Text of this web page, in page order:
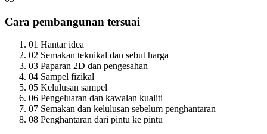
Cara pembangunan tersuai
01 Hantar idea
02 Semakan teknikal dan sebut harga
03 Paparan 2D dan pengesahan
04 Sampel fizikal
05 Kelulusan sampel
06 Pengeluaran dan kawalan kualiti
07 Semakan dan kelulusan sebelum penghantaran
08 Penghantaran dari pintu ke pintu